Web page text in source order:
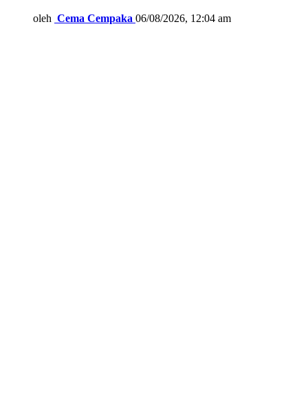
oleh Cema Cempaka 06/08/2026, 12:04 am